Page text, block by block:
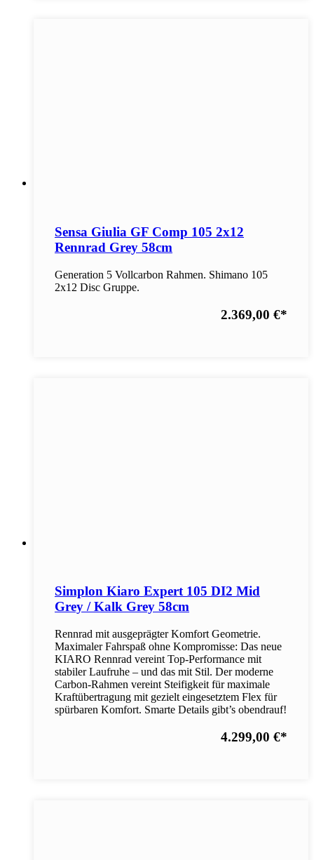
Sensa Giulia GF Comp 105 2x12
Rennrad Grey 58cm
Generation 5 Vollcarbon Rahmen. Shimano 105
2x12 Disc Gruppe.
2.369,00 €*
Simplon Kiaro Expert 105 DI2 Mid
Grey / Kalk Grey 58cm
Rennrad mit ausgeprägter Komfort Geometrie.
Maximaler Fahrspaß ohne Kompromisse: Das neue
KIARO Rennrad vereint Top-Performance mit
stabiler Laufruhe – und das mit Stil. Der moderne
Carbon-Rahmen vereint Steifigkeit für maximale
Kraftübertragung mit gezielt eingesetztem Flex für
spürbaren Komfort. Smarte Details gibt’s obendrauf!
4.299,00 €*